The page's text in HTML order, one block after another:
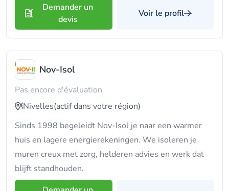
Demander un
devis
Voir le profil
Nov-Isol
Pas encore d'évaluation
Nivelles(actif dans votre région)
Sinds 1998 begeleidt Nov-Isol je naar een warmer
huis en lagere energierekeningen. We isoleren je
muren creux met zorg, helderen advies en werk dat
blijft standhouden.